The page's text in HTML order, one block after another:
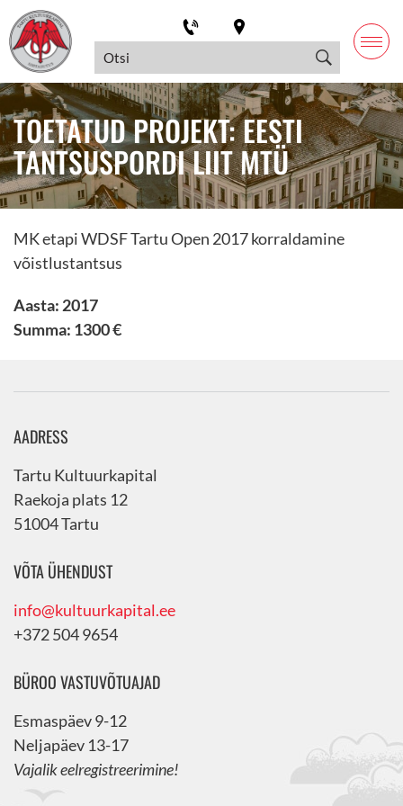
TOETATUD PROJEKT: EESTI
TANTSUSPORDI LIIT MTÜ
MK etapi WDSF Tartu Open 2017 korraldamine
võistlustantsus
Aasta: 2017
Summa: 1300 €
AADRESS
Tartu Kultuurkapital
Raekoja plats 12
51004 Tartu
VÕTA ÜHENDUST
info@kultuurkapital.ee
+372 504 9654
BÜROO VASTUVÕTUAJAD
Esmaspäev 9-12
Neljapäev 13-17
Vajalik eelregistreerimine!